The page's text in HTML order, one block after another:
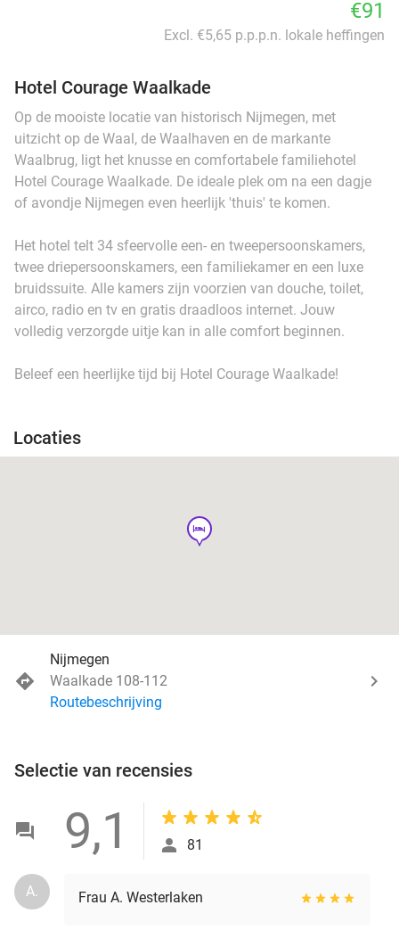
€91
Excl. €5,65 p.p.p.n. lokale heffingen
Hotel Courage Waalkade
Op de mooiste locatie van historisch Nijmegen, met
uitzicht op de Waal, de Waalhaven en de markante
Waalbrug, ligt het knusse en comfortabele familiehotel
Hotel Courage Waalkade. De ideale plek om na een dagje
of avondje Nijmegen even heerlijk 'thuis' te komen.
Het hotel telt 34 sfeervolle een- en tweepersoonskamers,
twee driepersoonskamers, een familiekamer en een luxe
bruidssuite. Alle kamers zijn voorzien van douche, toilet,
airco, radio en tv en gratis draadloos internet. Jouw
volledig verzorgde uitje kan in alle comfort beginnen.
Beleef een heerlijke tijd bij Hotel Courage Waalkade!
Locaties
hotel
Nijmegen
Waalkade 108-112
Routebeschrijving
Selectie van recensies
9,1 81
A. Frau A. Westerlaken